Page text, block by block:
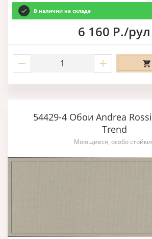
В наличии на складе
6 160 Р./рул
54429-4 Обои Andrea
Trend
Моющиеся, особо